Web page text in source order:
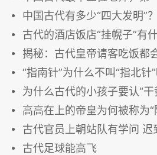
中国古代有多少“四大发明”？
古代的酒店饭店“挂幌子”有
揭秘：古代皇帝请客吃饭都
“指南针”为什么不叫“指北针”
为什么古代的小孩子要认“干
高高在上的帝皇为何被称为“
古代官员上朝站队有学问 迟
古代足球能高飞